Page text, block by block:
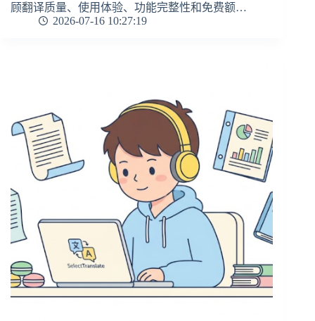
顾翻译质量、使用体验、功能完整性和免费额…
2026-07-16 10:27:19